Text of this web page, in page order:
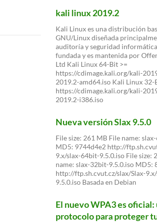
kali linux 2019.2
Kali Linux es una distribución
GNU/Linux diseñada
auditoría y seguridad
fundada y es mantenida por
Ltd Kali Linux 64-Bit >=
https://cdimage.kali.org/kali-
2019.2-amd64.iso Kali Linux 32-
https://cdimage.kali.org/kali-
2019.2-i386.iso
Nueva versión Slax 9.5.0
File size: 261 MB File name:
MD5: 9744d4e2 http://
9.x/slax-64bit-9.5.0.iso File size:
name: slax-32bit-9.5.0.iso MD5:
http://ftp.sh.cvut.cz/slax/Slax-
9.5.0.iso Basada en Debian
El nuevo WPA3 es oficial:
protocolo para proteger